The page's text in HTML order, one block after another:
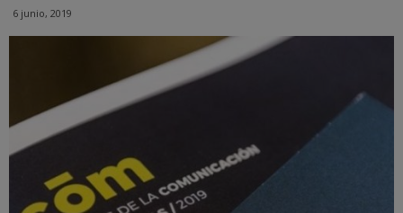
6 junio, 2019